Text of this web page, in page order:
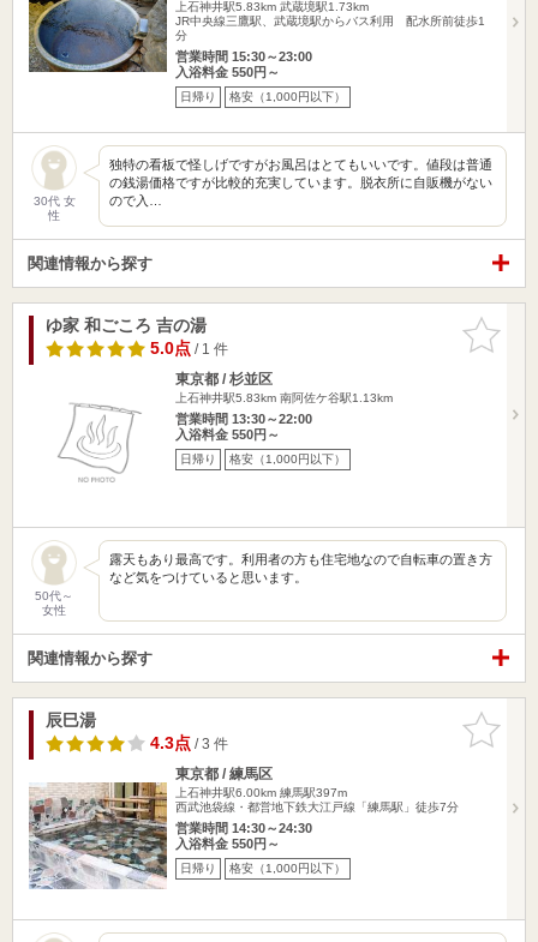
上石神井駅5.83km 武蔵境駅1.73km
JR中央線三鷹駅、武蔵境駅からバス利用 配水所前徒歩1
分
営業時間 15:30～23:00
入浴料金 550円～
日帰り 格安（1,000円以下）
30代 女
性
独特の看板で怪しげですがお風呂はとてもいいです。値段は普通
の銭湯価格ですが比較的充実しています。脱衣所に自販機がない
ので入…
関連情報から探す
お気に入
りに追加
ゆ家 和ごころ 吉の湯
5.0点/ 1 件
東京都 / 杉並区
上石神井駅5.83km 南阿佐ケ谷駅1.13km
営業時間 13:30～22:00
入浴料金 550円～
日帰り 格安（1,000円以下）
50代～
女性
露天もあり最高です。利用者の方も住宅地なので自転車の置き方
など気をつけていると思います。
関連情報から探す
お気に入
りに追加
辰巳湯
4.3点/ 3 件
東京都 / 練馬区
上石神井駅6.00km 練馬駅397m
西武池袋線・都営地下鉄大江戸線「練馬駅」徒歩7分
営業時間 14:30～24:30
入浴料金 550円～
日帰り 格安（1,000円以下）